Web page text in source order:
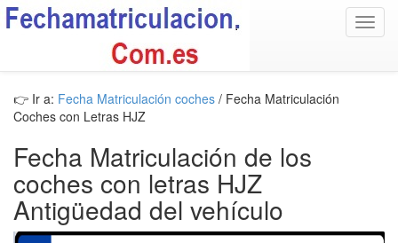
👉 Ir a: Fecha Matriculación coches / Fecha Matriculación
Coches con Letras HJZ
Fecha Matriculación de los
coches con letras HJZ
Antigüedad del vehículo